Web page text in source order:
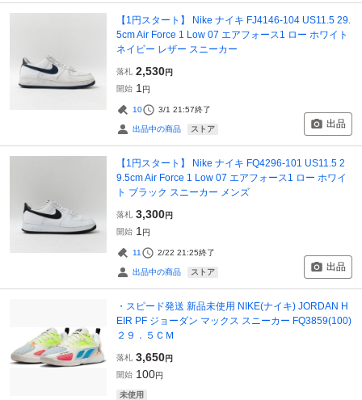
【1円スタート】 Nike ナイキ FJ4146-104 US11.5 29.
5cm Air Force 1 Low 07 エアフォース1 ロー ホワイト
ネイビー レザー スニーカー
落札 2,530円
開始 1 円
10 3/1 21:57終了
出品中の商品 ストア 出品
【1円スタート】 Nike ナイキ FQ4296-101 US11.5 2
9.5cm Air Force 1 Low 07 エアフォース1 ロー ホワイ
ト ブラック スニーカー メンズ
落札 3,300円
開始 1 円
11 2/22 21:25終了
出品中の商品 ストア 出品
・スピード発送 新品未使用 NIKE(ナイキ) JORDAN H
EIR PF ジョーダン マックス スニーカー FQ3859(100)
２９．５ＣＭ
落札 3,650円
開始 100円
未使用